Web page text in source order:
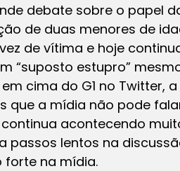
debate sobre o papel
de duas menores de
de vítima e hoje
“suposto estupro”
cima do G1 no Twitter,
a mídia não pode
acontecendo
passos lentos na
forte na mídia.